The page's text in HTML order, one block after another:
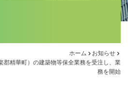
ホーム
お知らせ
郡精華町）の建築物等保全業務を受注し、業
務を開始